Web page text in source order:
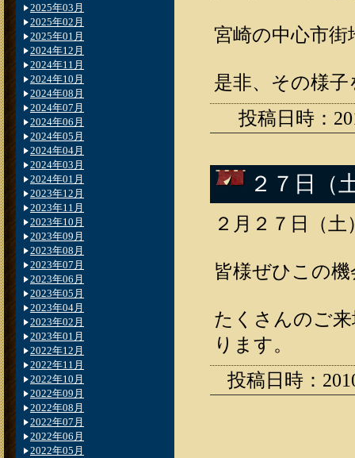
宮崎の中心市
是非、その様
投稿日時：
２７日（
２月２７日（
皆様ぜひこの
たくさんのご
ります。
投稿日時：
2025年03月
2025年02月
2025年01月
2024年12月
2024年11月
2024年10月
2024年08月
2024年07月
2024年06月
2024年05月
2024年04月
2024年03月
2024年01月
2023年12月
2023年11月
2023年10月
2023年09月
2023年08月
2023年07月
2023年06月
2023年05月
2023年04月
2023年02月
2023年01月
2022年12月
2022年11月
2022年10月
2022年09月
2022年08月
2022年07月
2022年06月
2022年05月